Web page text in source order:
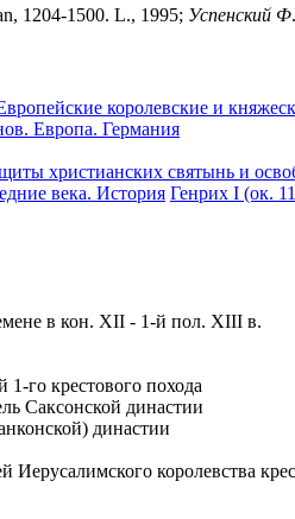
1204-1500. L., 1995; Успенский Ф.
королевские и
Европа. Германия
христианских святынь и
века. История Генрих I (ок.
в кон. XII - 1-й пол. ХIII в.
го крестового похода
Саксонской династии
династии
королевства